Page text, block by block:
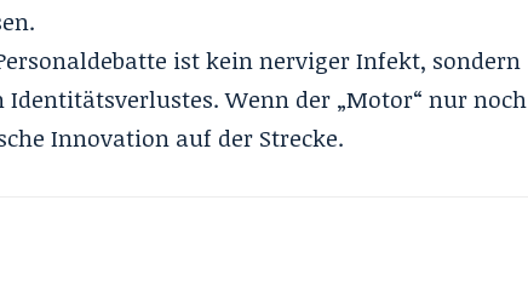
ist kein nerviger Infekt, sondern
Wenn der „Motor“ nur noch
Innovation auf der Strecke.